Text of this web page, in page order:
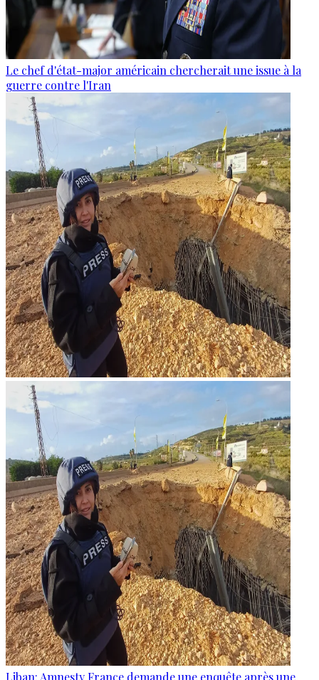
Le chef d'état-major américain chercherait une issue à la
guerre contre l'Iran
Liban: Amnesty France demande une enquête après une